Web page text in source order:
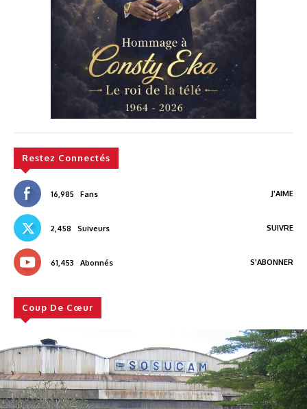
Restez Connectés
16,985 Fans J'AIME
2,458 Suiveurs SUIVRE
61,453 Abonnés S'ABONNER
Coup De Cœur